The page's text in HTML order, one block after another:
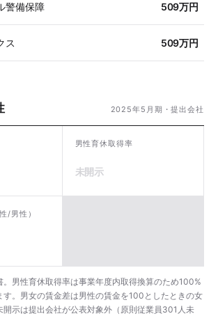
警備保障 509万円
ス 509万円
2025年5月期・提出会社
男性育休取得率
未開示
/男性）
。男性育休取得率は事業年度内取得換算のため100%
す。男女の賃金差は男性の賃金を100としたときの女
開示は提出会社が公表対象外（原則従業員301人未